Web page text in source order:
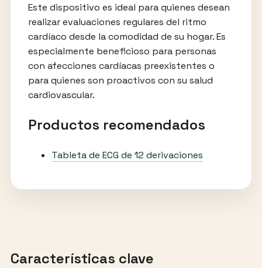
Este dispositivo es ideal para quienes desean
realizar evaluaciones regulares del ritmo
cardíaco desde la comodidad de su hogar. Es
especialmente beneficioso para personas
con afecciones cardíacas preexistentes o
para quienes son proactivos con su salud
cardiovascular.
Productos recomendados
Tableta de ECG de 12 derivaciones
Características clave